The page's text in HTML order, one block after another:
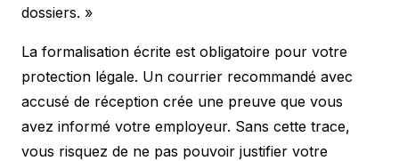
dossiers. »
La formalisation écrite est obligatoire pour votre
protection légale. Un courrier recommandé avec
accusé de réception crée une preuve que vous
avez informé votre employeur. Sans cette trace,
vous risquez de ne pas pouvoir justifier votre